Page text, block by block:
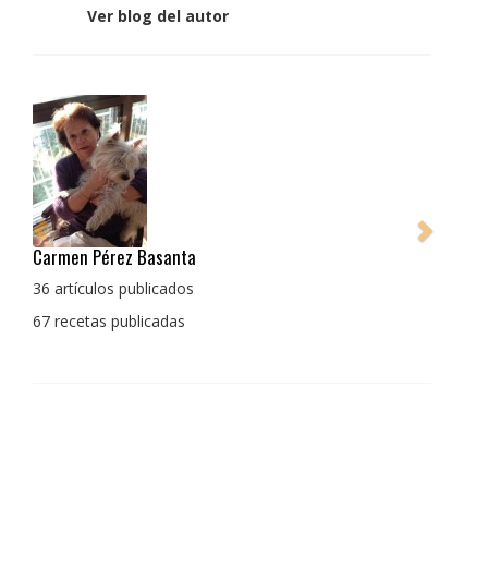
Ver blog del autor
Pedro Manuel Collado Cruz
La cocina para mi es producto bien tratado sin
con un toque diferente